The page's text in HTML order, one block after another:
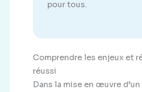
pour tous.
Comprendre les enjeux et
réussi
Dans la mise en œuvre